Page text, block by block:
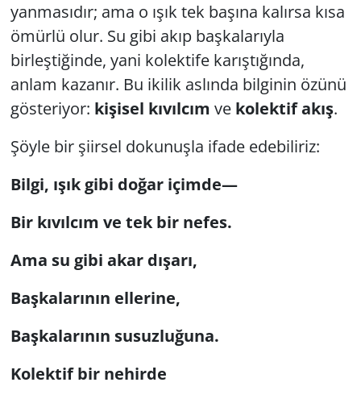
yanmasıdır; ama o ışık tek başına kalırsa kısa
ömürlü olur. Su gibi akıp başkalarıyla
birleştiğinde, yani kolektife karıştığında,
anlam kazanır. Bu ikilik aslında bilginin özünü
gösteriyor: kişisel kıvılcım ve kolektif akış.
Şöyle bir şiirsel dokunuşla ifade edebiliriz:
Bilgi, ışık gibi doğar içimde—
Bir kıvılcım ve tek bir nefes.
Ama su gibi akar dışarı,
Başkalarının ellerine,
Başkalarının susuzluğuna.
Kolektif bir nehirde